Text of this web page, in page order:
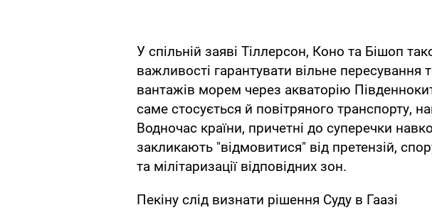
У спільній заяві Тіллерсон, Коно та Бішоп
важливості гарантувати вільне пересування
вантажів морем через акваторію
саме стосується й повітряного транспорту,
Водночас країни, причетні до суперечки
закликають "відмовитися" від претензій,
та мілітаризації відповідних зон.
Пекіну слід визнати рішення Суду в Гаазі